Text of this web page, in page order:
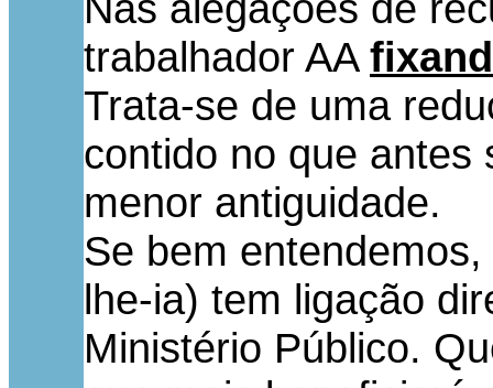
trabalhador AA
Trata-se de uma
contido no que antes
menor antiguidade.
Se bem
lhe-ia) tem ligação
Ministério Público.